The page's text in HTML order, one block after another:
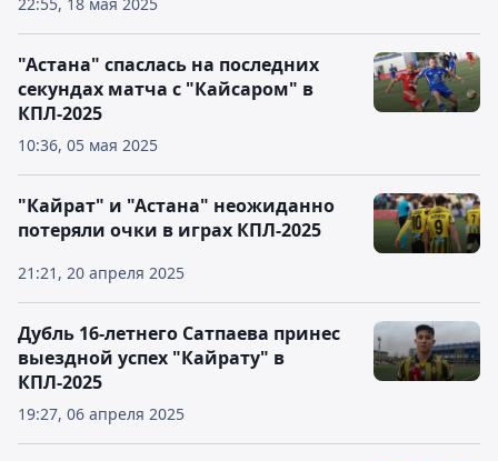
10:36, 05 мая 2025
"Астана" спаслась на последних
секундах матча с "Кайсаром" в
КПЛ-2025
21:21, 20 апреля 2025
"Кайрат" и "Астана" неожиданно
потеряли очки в играх КПЛ-2025
19:27, 06 апреля 2025
Дубль 16-летнего Сатпаева принес
выездной успех "Кайрату" в
КПЛ-2025